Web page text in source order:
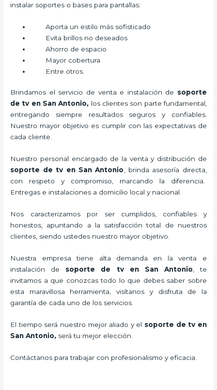
instalar soportes o bases para pantallas:
Aporta un estilo más sofisticado
Evita brillos no deseados
Ahorro de espacio
Mayor cobertura
Entre otros.
Brindamos el servicio de venta e instalación de soporte
de tv en San Antonio, los clientes son parte fundamental,
entregando siempre resultados seguros y confiables.
Nuestro mayor objetivo es cumplir con las expectativas de
cada cliente.
Nuestro personal encargado de la venta y distribución de
soporte de tv en San Antonio , brinda asesoría directa,
con respeto y compromiso, marcando la diferencia.
Entregas e instalaciones a domicilio local y nacional.
Nos caracterizamos por ser cumplidos, confiables y
honestos, apuntando a la satisfacción total de nuestros
clientes, siendo ustedes nuestro mayor objetivo.
Nuestra empresa tiene alta demanda en la venta e
instalación de soporte de tv en San Antonio , te
invitamos a que conozcas todo lo que debes saber sobre
esta maravillosa herramienta, visítanos y disfruta de la
garantía de cada uno de los servicios.
El tiempo será nuestro mejor aliado y el soporte de tv en
San Antonio, será tu mejor elección.
Contáctanos para trabajar con profesionalismo y eficacia.